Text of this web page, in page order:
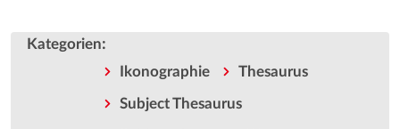
Kategorien:
Ikonographie Thesaurus
Subject Thesaurus